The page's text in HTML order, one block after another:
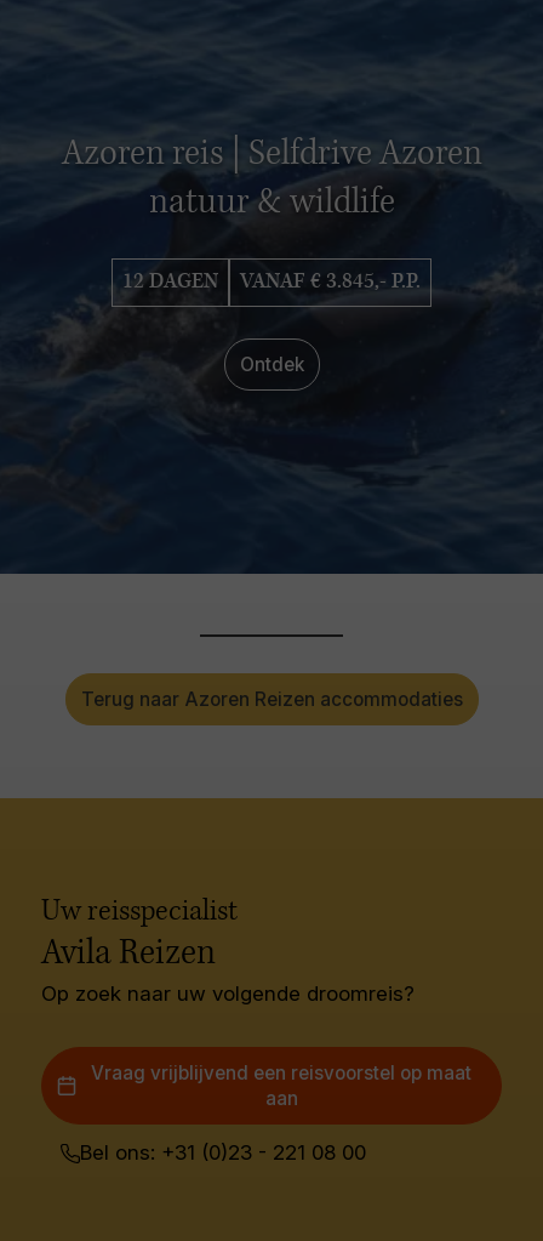
Azoren reis | Selfdrive Azoren
natuur & wildlife
12 DAGEN VANAF € 3.845,- P.P.
Ontdek
Terug naar Azoren Reizen accommodaties
Uw reisspecialist
Avila Reizen
Op zoek naar uw volgende droomreis?
Vraag vrijblijvend een reisvoorstel op maat
aan
Bel ons: +31 (0)23 - 221 08 00